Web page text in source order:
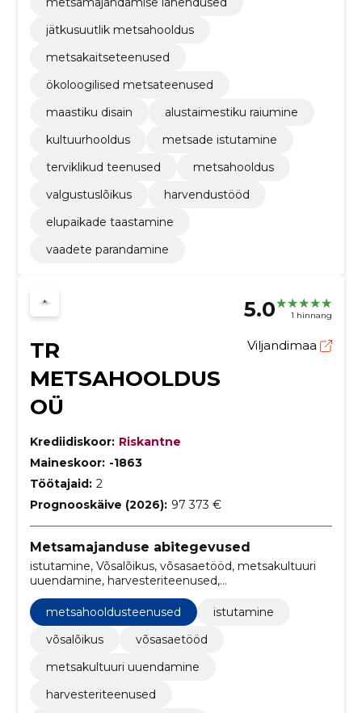
jätkusuutlik metsahooldus
metsakaitseteenused
ökoloogilised metsateenused
maastiku disain
alustaimestiku raiumine
kultuurhooldus
metsade istutamine
terviklikud teenused
metsahooldus
valgustuslõikus
harvendustööd
elupaikade taastamine
vaadete parandamine
5.0 1 hinnang
TR
METSAHOOLDUS
OÜ
Viljandimaa
Krediidiskoor: Riskantne
Maineskoor: -1863
Töötajaid: 2
Prognooskäive (2026): 97 373 €
Metsamajanduse abitegevused
istutamine, Võsalõikus, võsasaetööd, metsakultuuri
uuendamine, harvesteriteenused,
metsahooldusteenused, metsamajandusteenused,
võsaraie teenused, puude istutamise teenused,
metsade istutusteenused
metsahooldusteenused
istutamine
võsalõikus
võsasaetööd
metsakultuuri uuendamine
harvesteriteenused